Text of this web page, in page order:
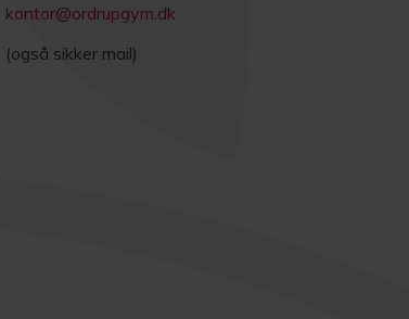
kontor@ordrupgym.dk
(også sikker mail)